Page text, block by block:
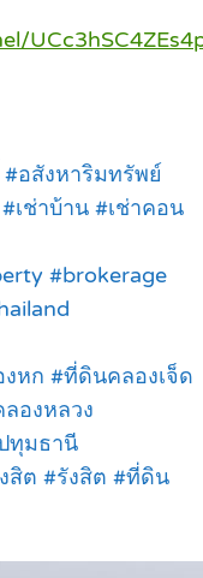
อสังหาริมทรัพย์
ช่าบ้าน #เช่าคอน
#brokerage
หก #ที่ดินคลองเจ็ด
องหลวง
ทุมธานี
สิต #รังสิต #ที่ดิน